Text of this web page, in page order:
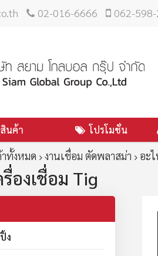
02-016-6666 062-
นค้า โปรโมชั่น
ทั้งหมด งานเชื่อม ตัดพลาสม่า อะ
องเชื่อม Tig
ง